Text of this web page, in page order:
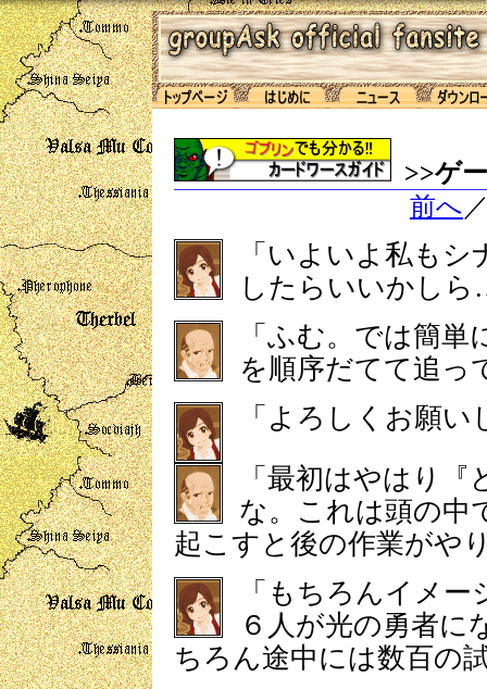
>>ゲ
前へ
「いよいよ私も
したらいいかし
「ふむ。では簡
を順序だてて追っ
「よろしくお願い
「最初はやはり
な。これは頭の中
起こすと後の作業がや
「もちろんイメ
６人が光の勇者に
ちろん途中には数百の